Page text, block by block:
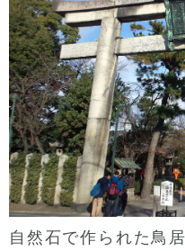
自然石で作られた鳥